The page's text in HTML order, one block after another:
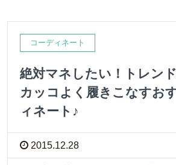
コーディネート
絶対マネしたい！トレン
カッコよく履きこなすお
ィネート♪
2015.12.28